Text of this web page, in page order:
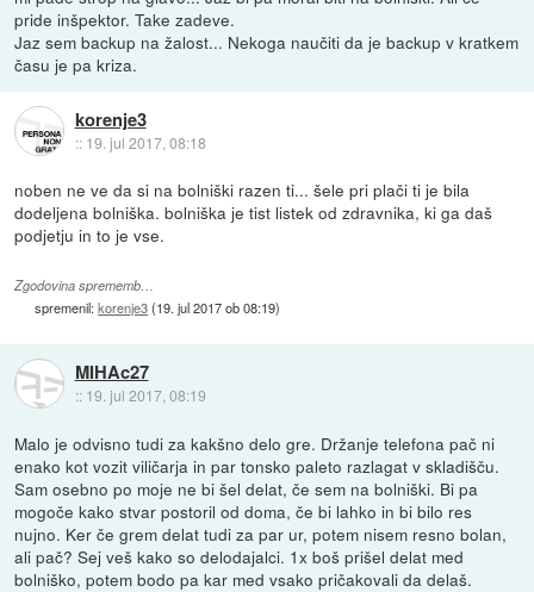
pride inšpektor. Take zadeve.
Jaz sem backup na žalost... Nekoga naučiti da je backup v kratkem
času je pa kriza.
korenje3
:: 19. jul 2017, 08:18
noben ne ve da si na bolniški razen ti... šele pri plači ti je bila
dodeljena bolniška. bolniška je tist listek od zdravnika, ki ga daš
podjetju in to je vse.
Zgodovina sprememb…
spremenil:korenje3(19. jul 2017 ob 08:19)
MIHAc27
:: 19. jul 2017, 08:19
Malo je odvisno tudi za kakšno delo gre. Držanje telefona pač ni
enako kot vozit viličarja in par tonsko paleto razlagat v skladišču.
Sam osebno po moje ne bi šel delat, če sem na bolniški. Bi pa
mogoče kako stvar postoril od doma, če bi lahko in bi bilo res
nujno. Ker če grem delat tudi za par ur, potem nisem resno bolan,
ali pač? Sej veš kako so delodajalci. 1x boš prišel delat med
bolniško, potem bodo pa kar med vsako pričakovali da delaš.